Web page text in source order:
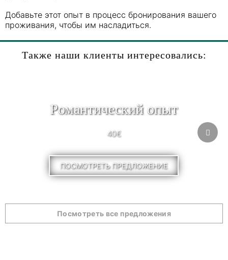
Добавьте этот опыт в процесс бронирования вашего
проживания, чтобы им насладиться.
Также наши клиенты интересовались:
Pомантический опыт
40€
ПОСМОТРЕТЬ ПРЕДЛОЖЕНИЕ
Посмотреть все предложения